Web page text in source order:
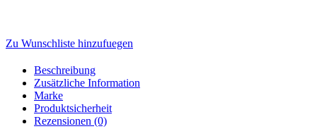
Zu Wunschliste hinzufuegen
Beschreibung
Zusätzliche Information
Marke
Produktsicherheit
Rezensionen (0)